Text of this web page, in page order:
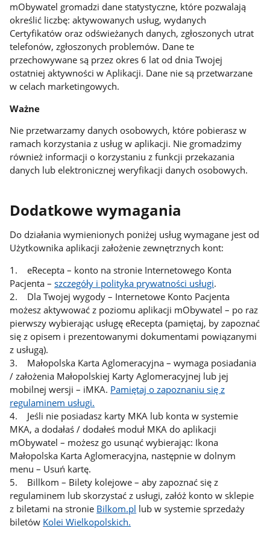
mObywatel gromadzi dane statystyczne, które pozwalają
określić liczbę: aktywowanych usług, wydanych
Certyfikatów oraz odświeżanych danych, zgłoszonych utrat
telefonów, zgłoszonych problemów. Dane te
przechowywane są przez okres 6 lat od dnia Twojej
ostatniej aktywności w Aplikacji. Dane nie są przetwarzane
w celach marketingowych.
Ważne
Nie przetwarzamy danych osobowych, które pobierasz w
ramach korzystania z usług w aplikacji. Nie gromadzimy
również informacji o korzystaniu z funkcji przekazania
danych lub elektronicznej weryfikacji danych osobowych.
Dodatkowe wymagania
Do działania wymienionych poniżej usług wymagane jest od
Użytkownika aplikacji założenie zewnętrznych kont:
1. eRecepta – konto na stronie Internetowego Konta
Pacjenta –szczegóły i polityka prywatności usługi.
2. Dla Twojej wygody – Internetowe Konto Pacjenta
możesz aktywować z poziomu aplikacji mObywatel – po raz
pierwszy wybierając usługę eRecepta (pamiętaj, by zapoznać
się z opisem i prezentowanymi dokumentami powiązanymi
z usługą).
3. Małopolska Karta Aglomeracyjna – wymaga posiadania
/ założenia Małopolskiej Karty Aglomeracyjnej lub jej
mobilnej wersji – iMKA. Pamiętaj o zapoznaniu się z
regulaminem usługi.
4. Jeśli nie posiadasz karty MKA lub konta w systemie
MKA, a dodałaś / dodałeś moduł MKA do aplikacji
mObywatel – możesz go usunąć wybierając: Ikona
Małopolska Karta Aglomeracyjna, następnie w dolnym
menu – Usuń kartę.
5. Billkom – Bilety kolejowe – aby zapoznać się z
regulaminem lub skorzystać z usługi, załóż konto w sklepie
z biletami na stronie Bilkom.pl lub w systemie sprzedaży
biletów Kolei Wielkopolskich.